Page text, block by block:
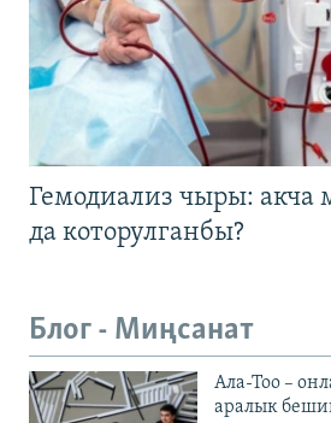
Гемодиализ чыры: акча
да которулганбы?
Блог - Миңсанат
Ала-Тоо –
аралык